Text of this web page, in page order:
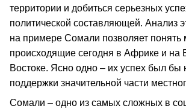
территории и добиться серьезных
политической составляющей. Анализ
на примере Сомали позволяет понять
происходящие сегодня в Африке и на
Востоке. Ясно одно – их успех был бы
поддержки значительной части
Сомали – одно из самых сложных в